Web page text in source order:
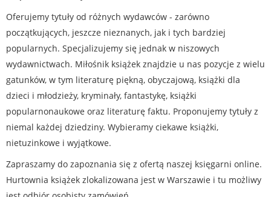
Oferujemy tytuły od różnych wydawców - zarówno
początkujących, jeszcze nieznanych, jak i tych bardziej
popularnych. Specjalizujemy się jednak w niszowych
wydawnictwach. Miłośnik książek znajdzie u nas pozycje z wielu
gatunków, w tym literaturę piękną, obyczajową, książki dla
dzieci i młodzieży, kryminały, fantastykę, książki
popularnonaukowe oraz literaturę faktu. Proponujemy tytuły z
niemal każdej dziedziny. Wybieramy ciekawe książki,
nietuzinkowe i wyjątkowe.
Zapraszamy do zapoznania się z ofertą naszej księgarni online.
Hurtownia książek zlokalizowana jest w Warszawie i tu możliwy